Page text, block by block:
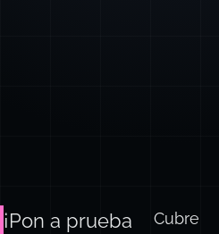
¡Pon a prueba
Cubre